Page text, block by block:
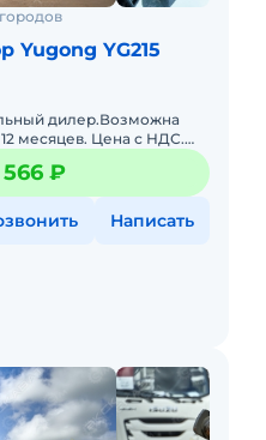
Yugong YG215
дилер.Возможна
месяцев. Цена с НДС.
эксплуатации. Заводская
566 ₽
Написать